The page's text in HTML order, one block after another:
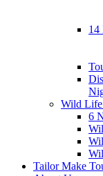
14
Wild Life
6
Tailor Make